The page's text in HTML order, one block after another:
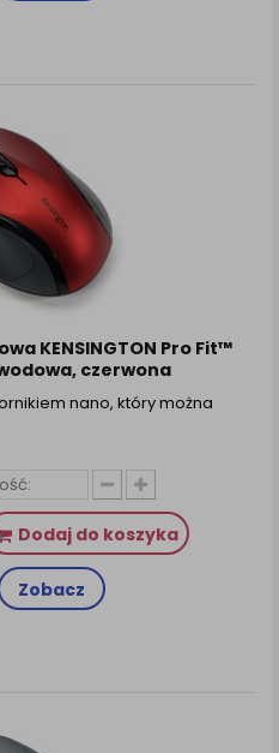
KENSINGTON Pro Fit™
czerwona
nano, który można
Dodaj do koszyka
Zobacz